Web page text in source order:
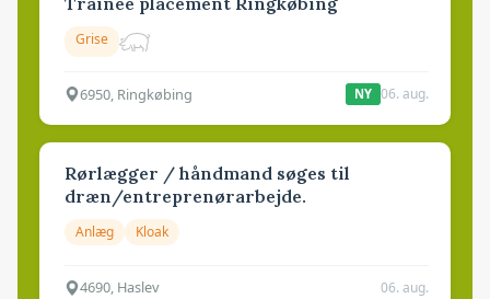
Grise
6950, Ringkøbing NY 06. aug.
Rørlægger / håndmand søges til
dræn/entreprenørarbejde.
Anlæg Kloak
4690, Haslev 06. aug.